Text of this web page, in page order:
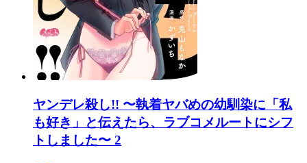
ヤンデレ殺し!! 〜執着ヤバめの幼馴染に「私
も好き」と伝えたら、ラブコメルートにシフ
トしました〜 2